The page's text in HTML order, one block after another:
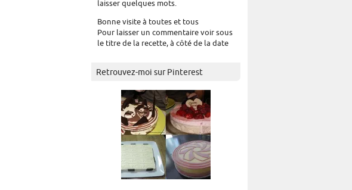
laisser quelques mots.
Bonne visite à toutes et tous
Pour laisser un commentaire voir sous
le titre de la recette, à côté de la date
Retrouvez-moi sur Pinterest